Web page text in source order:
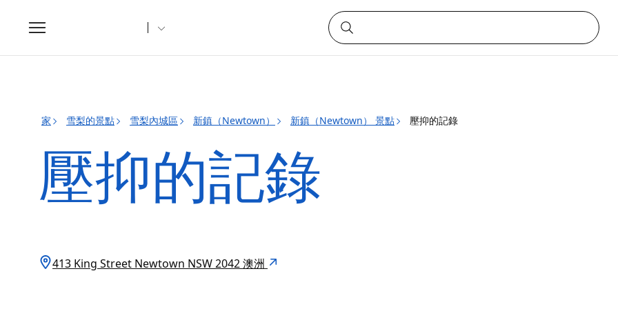
Toggle
navigation
家 雪梨的景點 雪梨內城區 新鎮（Newtown） 新鎮（Newtown） 景點 壓抑的記錄
壓抑的記錄
413 King Street Newtown NSW 2042 澳洲